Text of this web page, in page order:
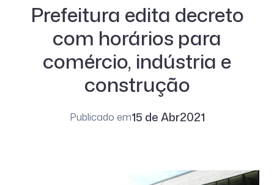
Prefeitura edita decreto
com horários para
comércio, indústria e
construção
Publicado em15 de Abr2021